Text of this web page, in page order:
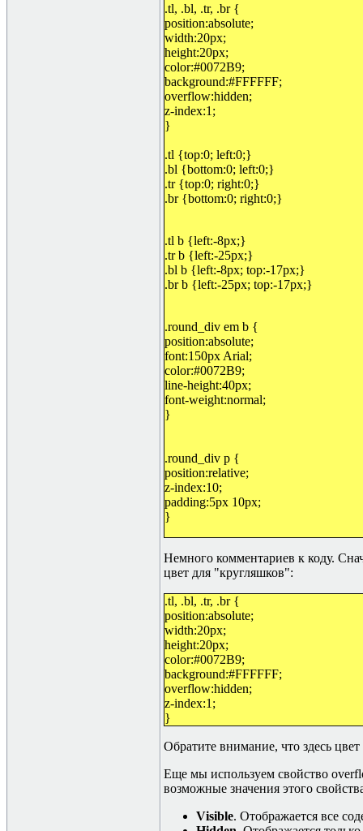
.tl, .bl, .tr, .br {
position:absolute;
width:20px;
height:20px;
color:#0072B9;
background:#FFFFFF;
overflow:hidden;
z-index:1;
}
.tl {top:0; left:0;}
.bl {bottom:0; left:0;}
.tr {top:0; right:0;}
.br {bottom:0; right:0;}
.tl b {left:-8px;}
.tr b {left:-25px;}
.bl b {left:-8px; top:-17px;}
.br b {left:-25px; top:-17px;}
.round_div em b {
position:absolute;
font:150px Arial;
color:#0072B9;
line-height:40px;
font-weight:normal;
}
.round_div p {
position:relative;
z-index:10;
padding:5px 10px;
}
Немного комментариев к коду.
цвет для "кругляшков":
.tl, .bl, .tr, .br {
position:absolute;
width:20px;
height:20px;
color:#0072B9;
background:#FFFFFF;
overflow:hidden;
z-index:1;
}
Обратите внимание, что здесь
Еще мы используем свойство
возможные значения этого
Visible. Отображается все